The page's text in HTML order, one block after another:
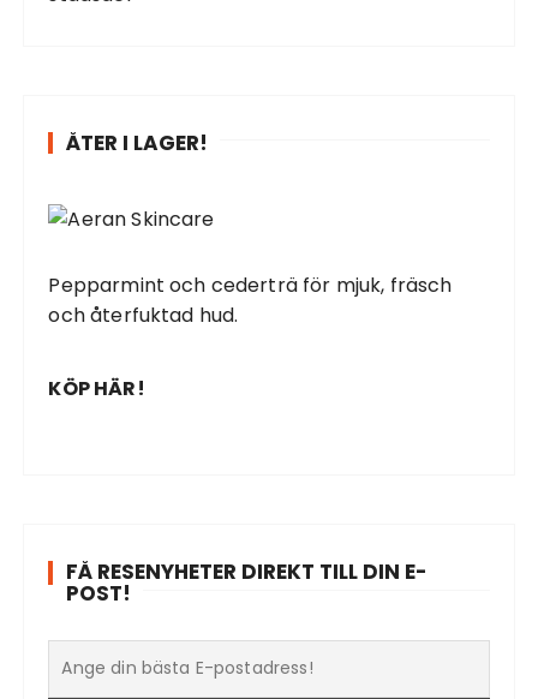
ÅTER I LAGER!
Pepparmint och cederträ för mjuk, fräsch
och återfuktad hud.
KÖP HÄR!
FÅ RESENYHETER DIREKT TILL DIN E-
POST!